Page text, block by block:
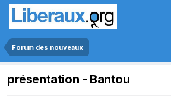
Forum des nouveaux
présentation - Bantou